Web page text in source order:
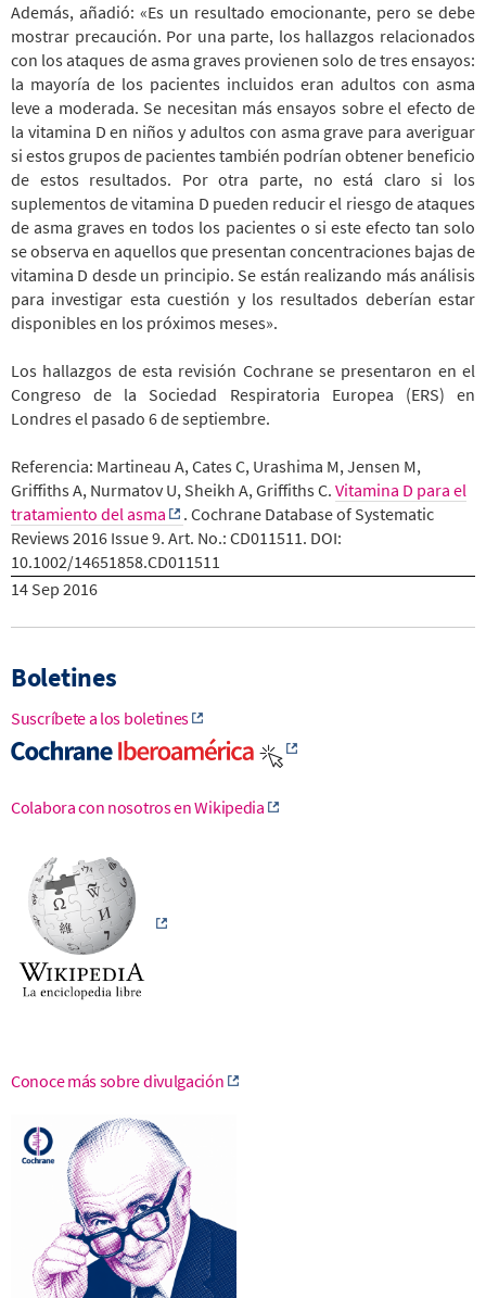
Además, añadió: «Es un resultado emocionante, pero se debe
mostrar precaución. Por una parte, los hallazgos relacionados
con los ataques de asma graves provienen solo de tres ensayos:
la mayoría de los pacientes incluidos eran adultos con asma
leve a moderada. Se necesitan más ensayos sobre el efecto de
la vitamina D en niños y adultos con asma grave para averiguar
si estos grupos de pacientes también podrían obtener beneficio
de estos resultados. Por otra parte, no está claro si los
suplementos de vitamina D pueden reducir el riesgo de ataques
de asma graves en todos los pacientes o si este efecto tan solo
se observa en aquellos que presentan concentraciones bajas de
vitamina D desde un principio. Se están realizando más análisis
para investigar esta cuestión y los resultados deberían estar
disponibles en los próximos meses».
Los hallazgos de esta revisión Cochrane se presentaron en el
Congreso de la Sociedad Respiratoria Europea (ERS) en
Londres el pasado 6 de septiembre.
Referencia: Martineau A, Cates C, Urashima M, Jensen M,
Griffiths A, Nurmatov U, Sheikh A, Griffiths C. Vitamina D para el
tratamiento del asma
. Cochrane Database of Systematic
Reviews 2016 Issue 9. Art. No.: CD011511. DOI:
10.1002/14651858.CD011511
14 Sep 2016
Boletines
Suscríbete a los boletines
Colabora con nosotros en Wikipedia
Conoce más sobre divulgación